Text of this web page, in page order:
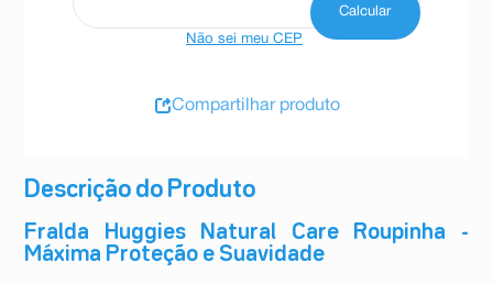
Descrição do Produto
Fralda Huggies Natural Care Roupinha -
Máxima Proteção e Suavidade
Não sei meu CEP
Compartilhar produto